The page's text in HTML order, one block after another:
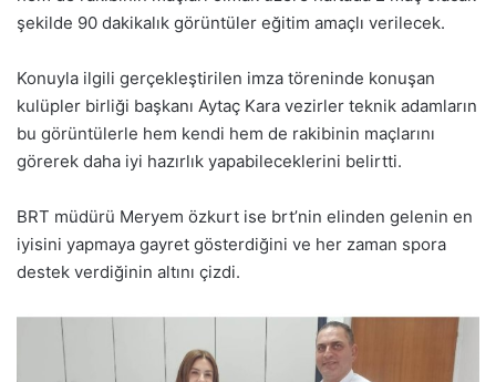
şekilde 90 dakikalık görüntüler eğitim amaçlı verilecek.
Konuyla ilgili gerçekleştirilen imza töreninde konuşan
kulüpler birliği başkanı Aytaç Kara vezirler teknik adamların
bu görüntülerle hem kendi hem de rakibinin maçlarını
görerek daha iyi hazırlık yapabileceklerini belirtti.
BRT müdürü Meryem özkurt ise brt’nin elinden gelenin en
iyisini yapmaya gayret gösterdiğini ve her zaman spora
destek verdiğinin altını çizdi.